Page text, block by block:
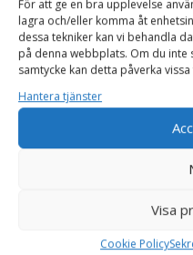
För att ge en bra upplevelse
lagra och/eller komma åt
dessa tekniker kan vi behandla
på denna webbplats. Om du
samtycke kan detta påverka
Hantera tjänster
Visa
Cookie Policy